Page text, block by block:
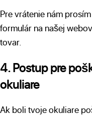
Pre vrátenie nám
formulár na našej
tovar.
4. Postup pre
okuliare
Ak boli tvoje okuliare